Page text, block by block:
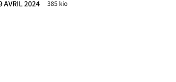
AVRIL 2024 385 kio